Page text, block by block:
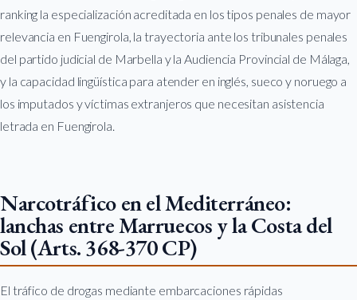
ranking la especialización acreditada en los tipos penales de mayor
relevancia en Fuengirola, la trayectoria ante los tribunales penales
del partido judicial de Marbella y la Audiencia Provincial de Málaga,
y la capacidad lingüística para atender en inglés, sueco y noruego a
los imputados y víctimas extranjeros que necesitan asistencia
letrada en Fuengirola.
Narcotráfico en el Mediterráneo:
lanchas entre Marruecos y la Costa del
Sol (Arts. 368-370 CP)
El tráfico de drogas mediante embarcaciones rápidas